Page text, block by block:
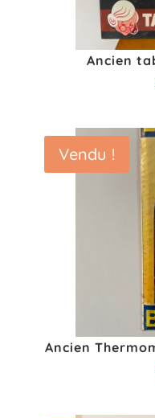
Ancien
Ancien
Vendu !